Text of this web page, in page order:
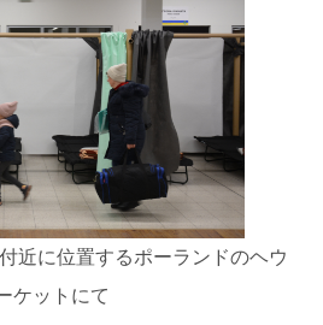
近に位置するポーランドのヘウ
ケットにて